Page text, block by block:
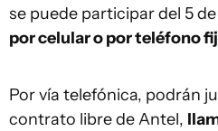
se puede participar del 5
por celular o por teléfono
Por vía telefónica, podrán
contrato libre de Antel,